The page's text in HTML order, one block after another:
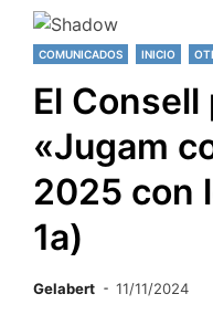
COMUNICADOS INICIO
El
«Jugam
2025 con
1a)
Gelabert 11/11/2024